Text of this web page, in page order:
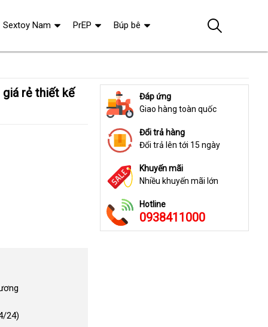
24)
Đáp ứng
Giao hàng toàn quốc
Đổi trả hàng
Đổi trả lên tới 15 ngày
Khuyến mãi
Nhiều khuyến mãi lớn
Hotline
0938411000
Sextoy Nam PrEP Búp bê